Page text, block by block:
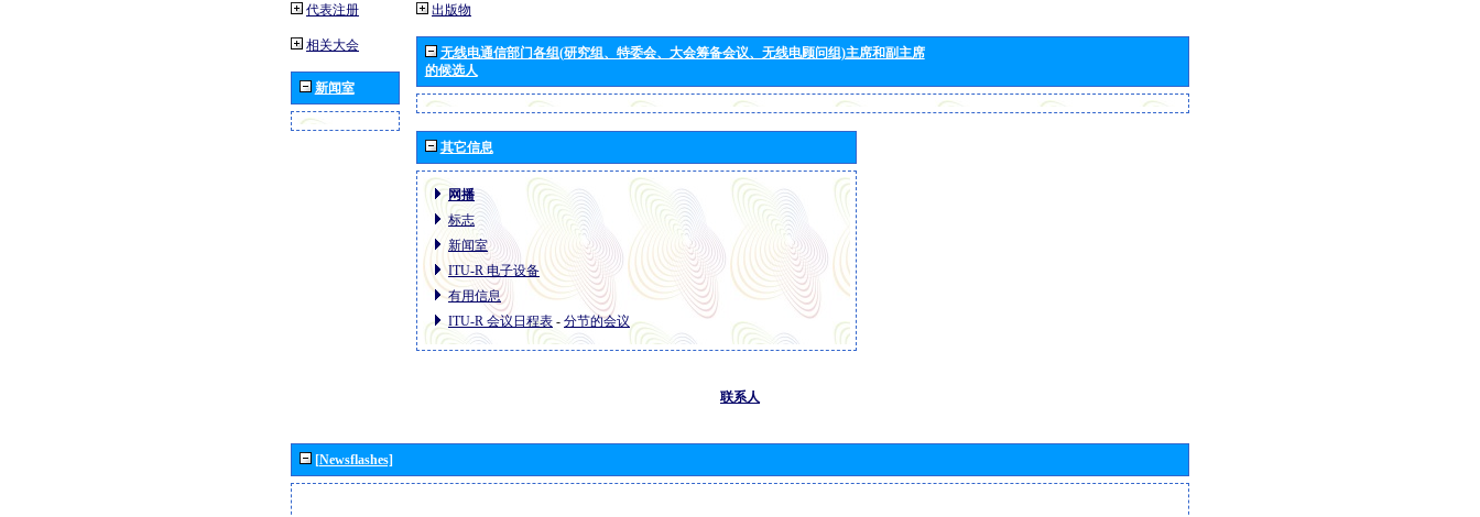
代表注册
相关大会
新闻室
出版物
无线电通信部门各组(研究组、特委会、大会筹备会议、无线电顾问组)主席和副主席
的候选人
其它信息
网播
标志
新闻室
ITU-R 电子设备
有用信息
ITU-R 会议日程表 - 分节的会议
联系人
[Newsflashes]